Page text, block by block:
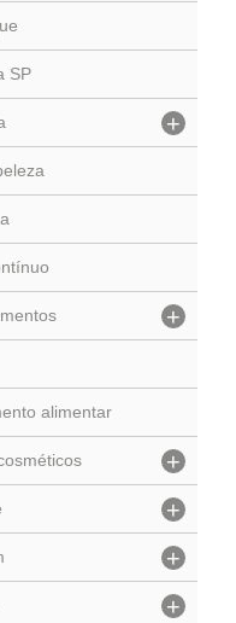
SP
+
+
alimentar
+
+
+
+